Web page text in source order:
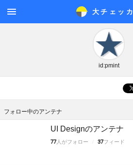
大チェッカ
メニ
id:pmint
フォロー中のアンテナ
UI Designのアンテナ
77 人がフォロー 37フィード